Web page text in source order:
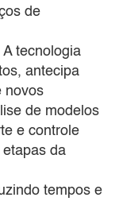
de
tecnologia
antecipa
novos
de modelos
e controle
da
tempos e